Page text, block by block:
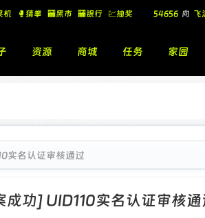
机 🥊猜拳 🏧黑市 🏧银行 💹抽奖
🎁
54656 向 飞
飞流 向 北
飞流 向 北
资源 商城 任务 家园
实名认证审核通过
成功] UID110实名认证审核通